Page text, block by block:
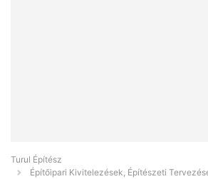
Turul Építész
Építőipari Kivitelezések, Építészeti